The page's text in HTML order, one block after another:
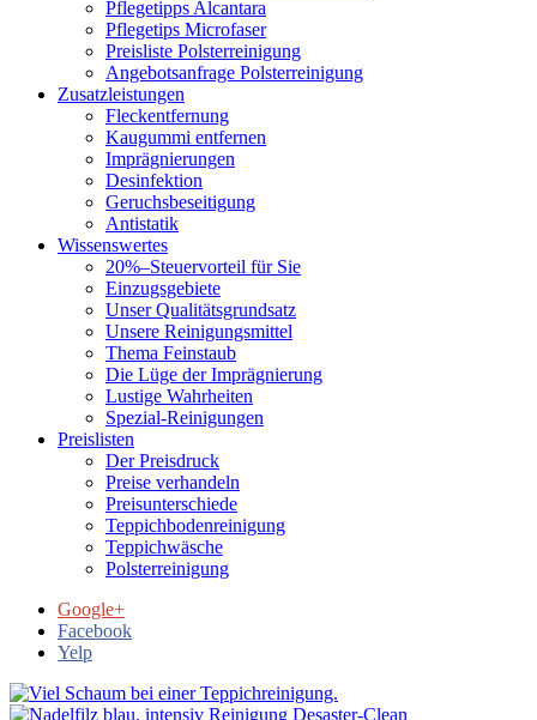
Pflegetipps Alcantara
Pflegetips Microfaser
Preisliste Polsterreinigung
Angebotsanfrage Polsterreinigung
Zusatzleistungen
Fleckentfernung
Kaugummi entfernen
Imprägnierungen
Desinfektion
Geruchsbeseitigung
Antistatik
Wissenswertes
20%–Steuervorteil für Sie
Einzugsgebiete
Unser Qualitätsgrundsatz
Unsere Reinigungsmittel
Thema Feinstaub
Die Lüge der Imprägnierung
Lustige Wahrheiten
Spezial-Reinigungen
Preislisten
Der Preisdruck
Preise verhandeln
Preisunterschiede
Teppichbodenreinigung
Teppichwäsche
Polsterreinigung
Google+
Facebook
Yelp